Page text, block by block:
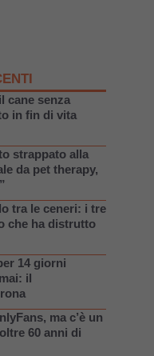
cane senza
in fin di vita
strappato alla
da pet therapy,
tra le ceneri: i tre
che ha distrutto
14 giorni
il
ma c’è un
60 anni di